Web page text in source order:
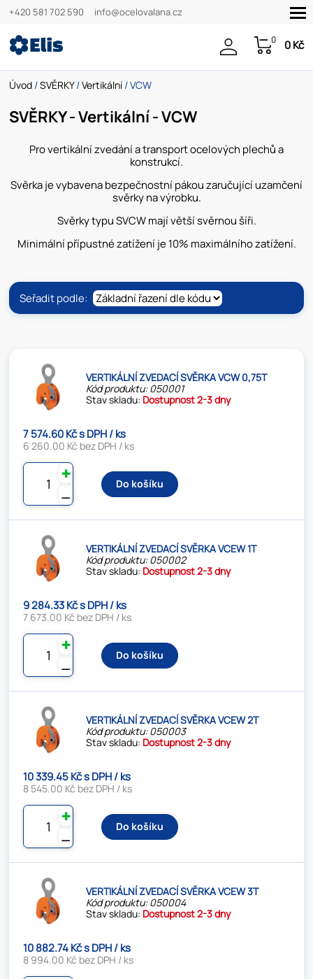
+420 581 702 590 info@ocelovalana.cz
0 0 Kč
Úvod /SVĚRKY/Vertikální / VCW
SVĚRKY - Vertikální - VCW
Pro vertikální zvedání a transport ocelových plechů a
konstrukcí.
Svěrka je vybavena bezpečnostní pákou zaručující uzamčení
svěrky na výrobku.
Svěrky typu SVCW mají větší svěrnou šíři.
Minimální přípustné zatížení je 10% maximálního zatížení.
Seřadit podle:
VERTIKÁLNÍ ZVEDACÍ SVĚRKA VCW 0,75T
Kód produktu: 050001
Stav skladu: Dostupnost 2-3 dny
7 574.60 Kč s DPH / ks
6 260.00 Kč bez DPH / ks
⚊
✚
Do košíku
VERTIKÁLNÍ ZVEDACÍ SVĚRKA VCEW 1T
Kód produktu: 050002
Stav skladu: Dostupnost 2-3 dny
9 284.33 Kč s DPH / ks
7 673.00 Kč bez DPH / ks
⚊
✚
Do košíku
VERTIKÁLNÍ ZVEDACÍ SVĚRKA VCEW 2T
Kód produktu: 050003
Stav skladu: Dostupnost 2-3 dny
10 339.45 Kč s DPH / ks
8 545.00 Kč bez DPH / ks
⚊
✚
Do košíku
VERTIKÁLNÍ ZVEDACÍ SVĚRKA VCEW 3T
Kód produktu: 050004
Stav skladu: Dostupnost 2-3 dny
10 882.74 Kč s DPH / ks
8 994.00 Kč bez DPH / ks